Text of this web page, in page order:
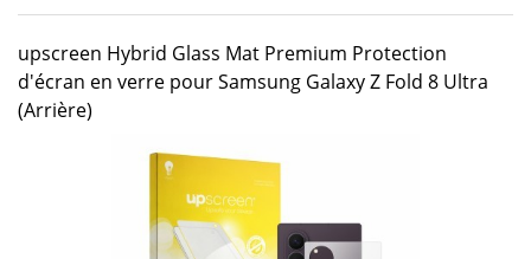
upscreen Hybrid Glass Mat Premium Protection
d'écran en verre pour Samsung Galaxy Z Fold 8 Ultra
(Arrière)